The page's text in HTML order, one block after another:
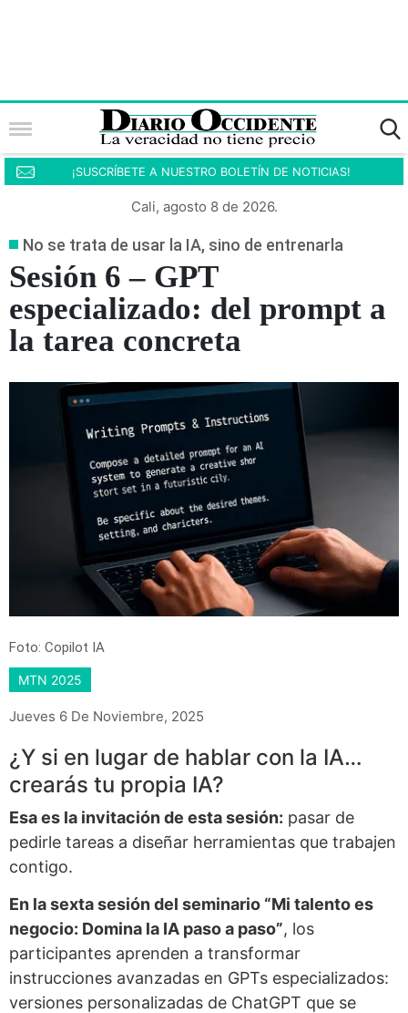
¡SUSCRÍBETE A NUESTRO BOLETÍN DE NOTICIAS!
Cali, agosto 8 de 2026.
No se trata de usar la IA, sino de entrenarla
Sesión 6 – GPT
especializado: del prompt a
la tarea concreta
Foto: Copilot IA
MTN 2025
Jueves 6 De Noviembre, 2025
¿Y si en lugar de hablar con la IA…
crearás tu propia IA?
Esa es la invitación de esta sesión: pasar de
pedirle tareas a diseñar herramientas que trabajen
contigo.
En la sexta sesión del seminario “Mi talento es
negocio: Domina la IA paso a paso”, los
participantes aprenden a transformar
instrucciones avanzadas en GPTs especializados:
versiones personalizadas de ChatGPT que se